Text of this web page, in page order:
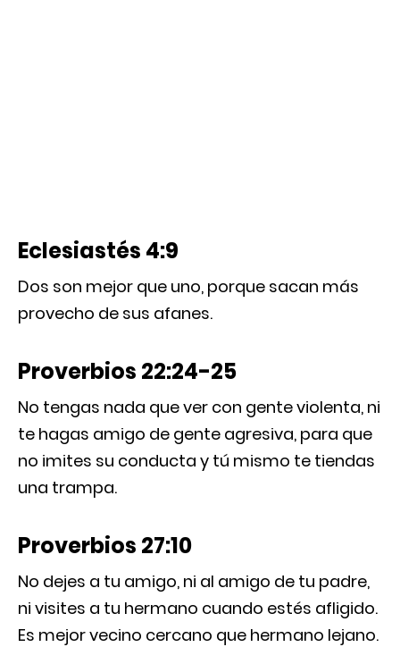
Eclesiastés 4:9
Dos son mejor que uno, porque sacan más
provecho de sus afanes.
Proverbios 22:24-25
No tengas nada que ver con gente violenta, ni
te hagas amigo de gente agresiva, para que
no imites su conducta y tú mismo te tiendas
una trampa.
Proverbios 27:10
No dejes a tu amigo, ni al amigo de tu padre,
ni visites a tu hermano cuando estés afligido.
Es mejor vecino cercano que hermano lejano.